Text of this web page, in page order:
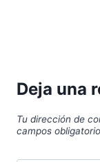
Deja una
Tu dirección de
campos